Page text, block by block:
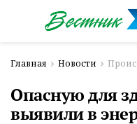
Главная Новости
Опасную для
выявили в